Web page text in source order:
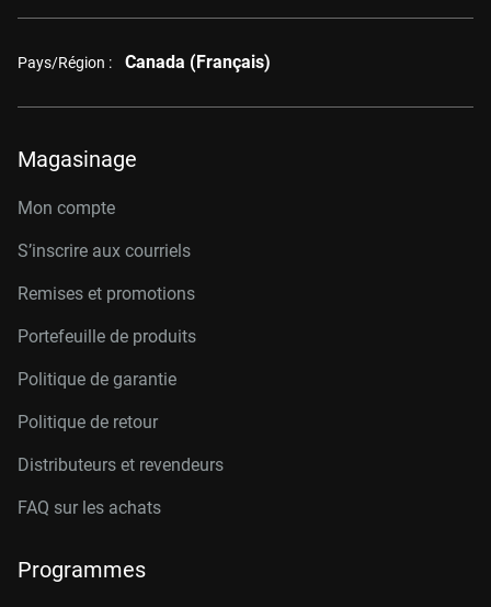
Pays/Région : Canada (Français)
Magasinage
Mon compte
S’inscrire aux courriels
Remises et promotions
Portefeuille de produits
Politique de garantie
Politique de retour
Distributeurs et revendeurs
FAQ sur les achats
Programmes